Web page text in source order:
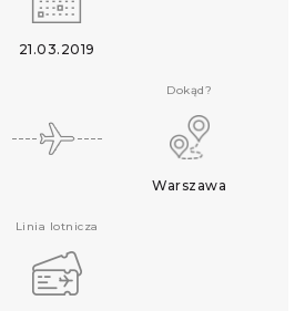
21.03.2019
Dokąd?
Warszawa
Linia lotnicza